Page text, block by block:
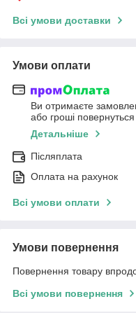
Всі умови доставки
Умови оплати
Ви отримаєте
або гроші
Детальніше
Післяплата
Оплата на рахунок
Всі умови оплати
Умови повернення
Повернення товару
Всі умови повернення